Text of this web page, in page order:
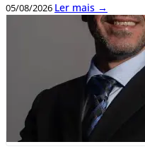
05/08/2026 Ler mais →